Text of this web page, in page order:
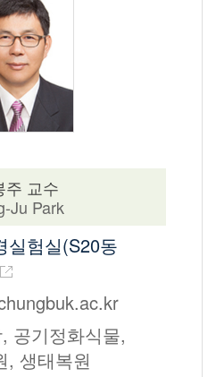
주 교수
Ju Park
실험실(S20동
공기정화식물,
, 생태복원